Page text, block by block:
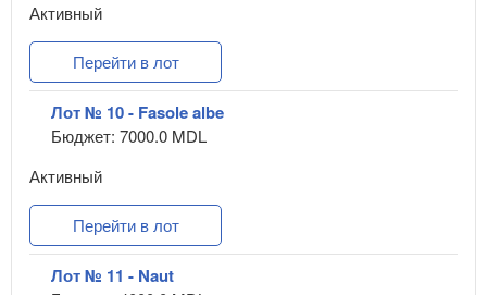
Активный
Перейти в лот
Лот № 10 - Fasole albe
Бюджет: 7000.0 MDL
Активный
Перейти в лот
Лот № 11 - Naut